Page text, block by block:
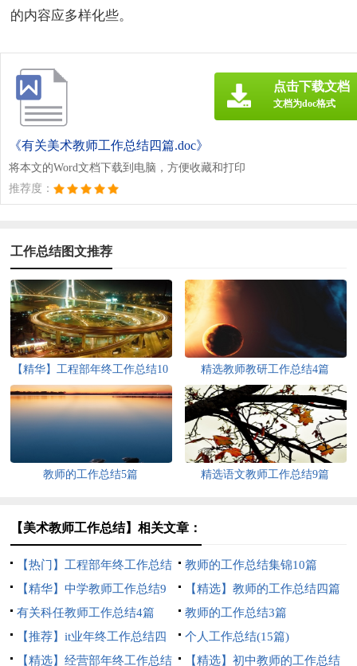
的内容应多样化些。
《有关美术教师工作总结四篇.doc》
将本文的Word文档下载到电脑，方便收藏和打印
推荐度：
点击下载文档
文档为doc格式
工作总结图文推荐
【精华】工程部年终工作总结10
篇
精选教师教研工作总结4篇
教师的工作总结5篇 精选语文教师工作总结9篇
【美术教师工作总结】相关文章：
【热门】工程部年终工作总结
4篇
教师的工作总结集锦10篇
【精华】中学教师工作总结9
篇
【精选】教师的工作总结四篇
有关科任教师工作总结4篇
教师的工作总结3篇
【推荐】it业年终工作总结四
篇
个人工作总结(15篇)
【精选】经营部年终工作总结
【精选】初中教师的工作总结